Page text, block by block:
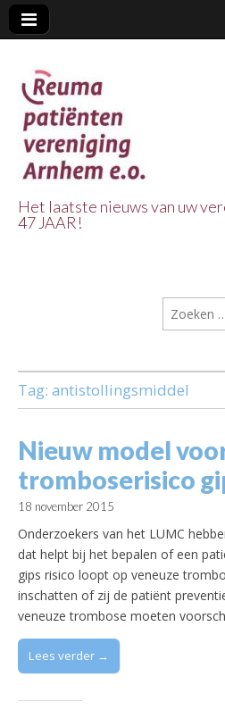
Vereniging
Arnhem
Het laatste nieuws van uw
47 JAAR!
Zoeken
naar:
Tag: antistollingsmiddel
Nieuw model
tromboserisico
18 november 2015
Onderzoekers van het LUMC
dat helpt bij het bepalen of een
gips risico loopt op veneuze
inschatten of zij de patiënt
veneuze trombose moeten
Lees verder →